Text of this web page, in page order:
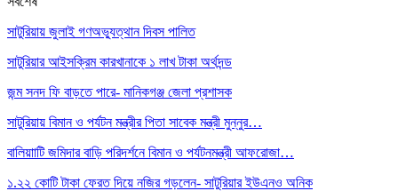
সাটুরিয়ায় জুলাই গণঅভ্যুত্থান দিবস পালিত
সাটুরিয়ার আইসক্রিম কারখানাকে ১ লাখ টাকা অর্থদন্ড
জন্ম সনদ ফি বাড়তে পারে- মানিকগঞ্জ জেলা প্রশাসক
সাটুরিয়ায় বিমান ও পর্যটন মন্ত্রীর পিতা সাবেক মন্ত্রী মুন্নুর…
বালিয়াাটি জমিদার বাড়ি পরিদর্শনে বিমান ও পর্যটনমন্ত্রী আফরোজা…
১.২২ কোটি টাকা ফেরত দিয়ে নজির গড়লেন- সাটুরিয়ার ইউএনও অনিক